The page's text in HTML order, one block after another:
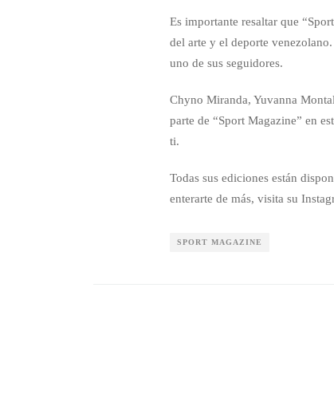
Es importante resaltar que
del arte y el deporte
uno de sus seguidores.
Chyno Miranda, Yuvanna
parte de “Sport Magazine” en
ti.
Todas sus ediciones están
enterarte de más, visita su
SPORT MAGAZINE